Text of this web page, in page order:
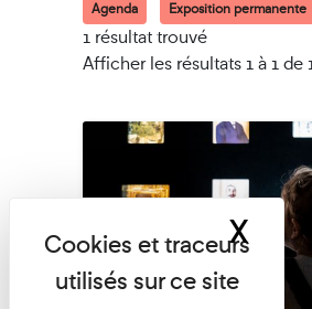
Agenda Exposition permanente
1 résultat trouvé
Afficher les résultats 1 à 1 de
X